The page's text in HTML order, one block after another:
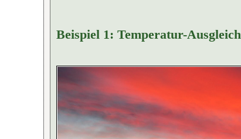
Beispiel 1: Temperatur-Ausgleich